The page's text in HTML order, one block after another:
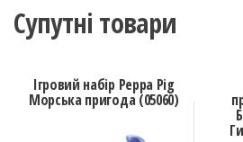
Супутні товари
Ігровий набір Peppa Pig
Морська пригода (05060)